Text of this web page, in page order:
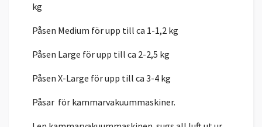
kg
Påsen Medium för upp till ca 1-1,2 kg
Påsen Large för upp till ca 2-2,5 kg
Påsen X-Large för upp till ca 3-4 kg
Påsar för kammarvakuummaskiner.